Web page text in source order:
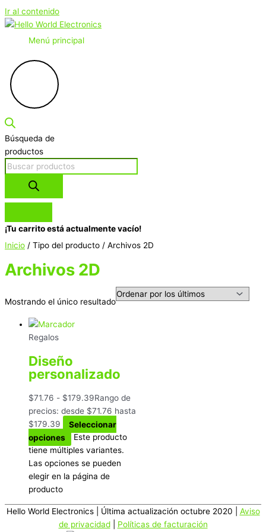
Ir al contenido
Menú principal
Búsqueda de
productos
¡Tu carrito está actualmente vacío!
Inicio / Tipo del producto / Archivos 2D
Archivos 2D
Mostrando el único resultado
Regalos
Diseño
personalizado
$71.76 - $179.39Rango de
precios: desde $71.76 hasta
$179.39
Seleccionar
opciones
Este producto
tiene múltiples variantes.
Las opciones se pueden
elegir en la página de
producto
Hello World Electronics| Última actualización octubre 2020 | Aviso
de privacidad| Políticas de facturación